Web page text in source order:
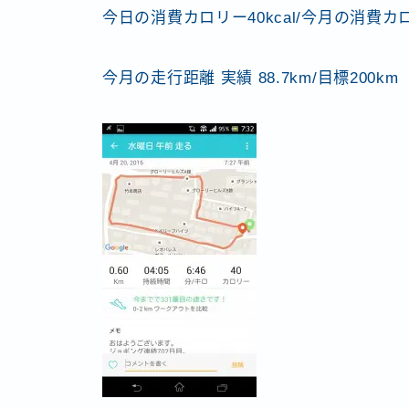
今日の消費カロリー40kcal/今月の消費カ
今月の走行距離 実績 88.7km/目標200km